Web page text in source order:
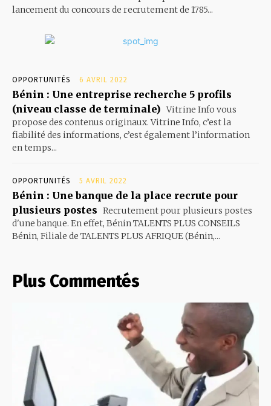
lancement du concours de recrutement de 1785...
OPPORTUNITÉS 6 AVRIL 2022
Bénin : Une entreprise recherche 5 profils
(niveau classe de terminale) Vitrine Info vous
propose des contenus originaux. Vitrine Info, c’est la
fiabilité des informations, c’est également l’information
en temps...
OPPORTUNITÉS 5 AVRIL 2022
Bénin : Une banque de la place recrute pour
plusieurs postes Recrutement pour plusieurs postes
d'une banque. En effet, Bénin TALENTS PLUS CONSEILS
Bénin, Filiale de TALENTS PLUS AFRIQUE (Bénin,...
Plus Commentés